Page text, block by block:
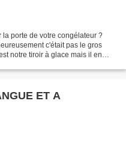
porte de votre congélateur ?
c'était pas le gros
notre tiroir à glace mais il en
ET A